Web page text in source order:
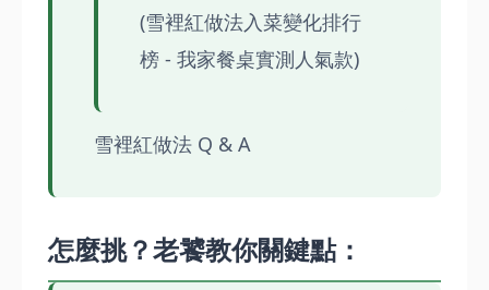
(雪裡紅做法入菜變化排行
榜 - 我家餐桌實測人氣款)
雪裡紅做法 Q & A
怎麼挑？老饕教你關鍵點：